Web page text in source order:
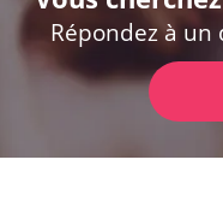
Répondez à